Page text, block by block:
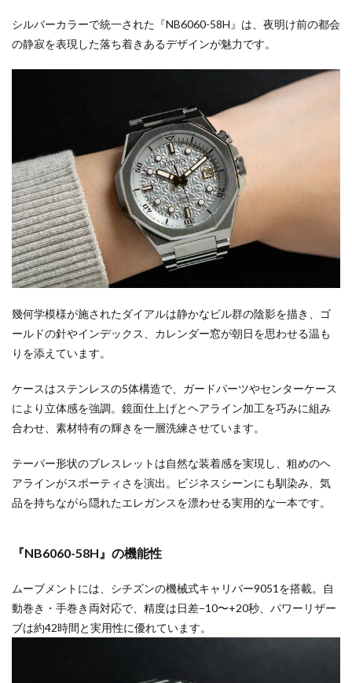
シルバーカラーで統一された『NB6060-58H』は、夜明け前の都会
の静寂を表現した落ち着きあるデザインが魅力です。
幾何学模様が施されたダイアルは静かなビル群の陰影を描き、ゴ
ールドの針やインデックス、カレンダー窓が朝日を思わせる温も
りを添えています。
ケースはステンレスの5体構造で、ガードパーツやセンターケース
により立体感を強調。鏡面仕上げとヘアライン加工を巧みに組み
合わせ、素材特有の輝きを一層洗練させています。
テーパー形状のブレスレットは自然な装着感を実現し、粗めのヘ
アラインがスポーティさを演出。ビジネスシーンにも馴染み、気
品を持ちながら隠れたエレガンスを漂わせる実用的な一本です。
『NB6060-58H』の機能性
ムーブメントには、シチズンの機械式キャリバー9051を搭載。自
動巻き・手巻き両対応で、精度は日差−10〜+20秒、パワーリザー
ブは約42時間と実用性に優れています。